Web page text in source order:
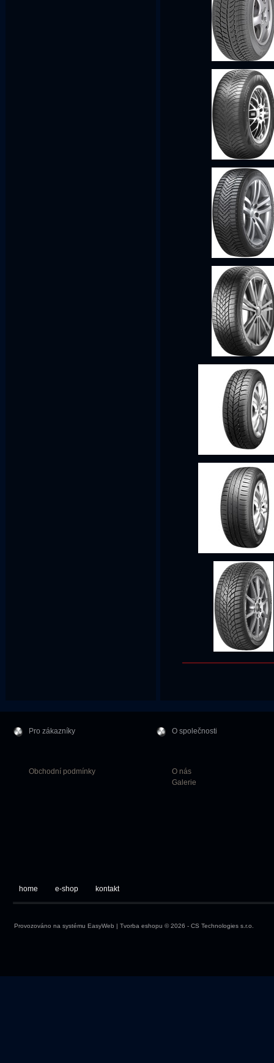
Pro zákazníky
Obchodní podmínky
O společnosti
O nás
Galerie
home e-shop kontakt
Provozováno na systému EasyWeb | Tvorba eshopu © 2026 - CS Technologies s.r.o.